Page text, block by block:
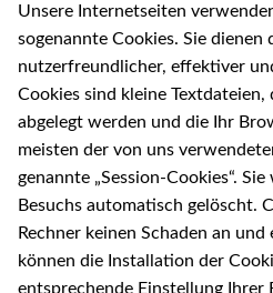
Unsere Internetseiten
sogenannte Cookies. Sie dienen
nutzerfreundlicher, effektiver
Cookies sind kleine Textdateien,
abgelegt werden und die Ihr
meisten der von uns
genannte „Session-Cookies“.
Besuchs automatisch gelöscht.
Rechner keinen Schaden an
können die Installation der
entsprechende Einstellung Ihrer